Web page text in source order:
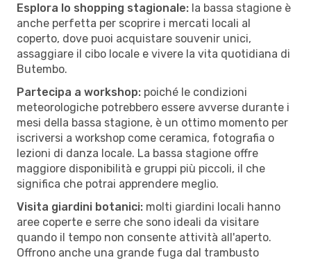
Esplora lo shopping stagionale: la bassa stagione è
anche perfetta per scoprire i mercati locali al
coperto, dove puoi acquistare souvenir unici,
assaggiare il cibo locale e vivere la vita quotidiana di
Butembo.
Partecipa a workshop: poiché le condizioni
meteorologiche potrebbero essere avverse durante i
mesi della bassa stagione, è un ottimo momento per
iscriversi a workshop come ceramica, fotografia o
lezioni di danza locale. La bassa stagione offre
maggiore disponibilità e gruppi più piccoli, il che
significa che potrai apprendere meglio.
Visita giardini botanici: molti giardini locali hanno
aree coperte e serre che sono ideali da visitare
quando il tempo non consente attività all'aperto.
Offrono anche una grande fuga dal trambusto